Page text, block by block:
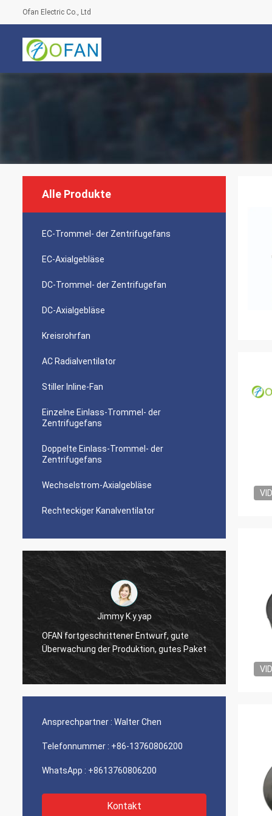
Ofan Electric Co., Ltd
Alle Produkte
EC-Trommel- der Zentrifugefans
EC-Axialgebläse
DC-Trommel- der Zentrifugefan
DC-Axialgebläse
Kreisrohrfan
AC Radialventilator
Stiller Inline-Fan
Einzelne Einlass-Trommel- der
Zentrifugefans
Doppelte Einlass-Trommel- der
Zentrifugefans
Wechselstrom-Axialgebläse
Rechteckiger Kanalventilator
Jimmy K.y.yap
OFAN fortgeschrittener Entwurf, gute
Überwachung der Produktion, gutes Paket
Ansprechpartner : Walter Chen
Telefonnummer : +86-13760806200
WhatsApp : +8613760806200
Kontakt